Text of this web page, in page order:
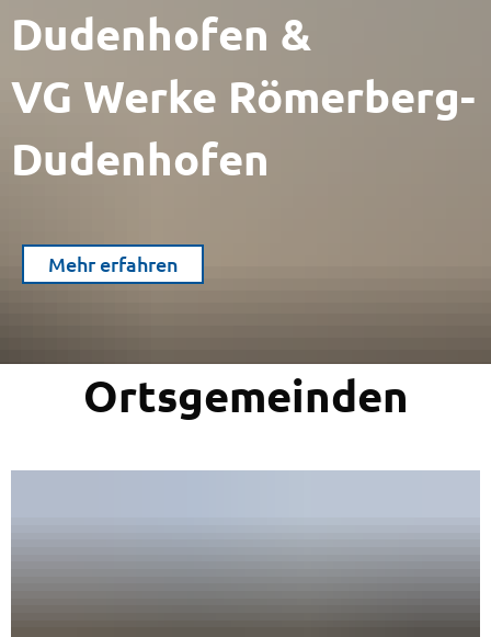
Dudenhofen &
VG Werke Römerberg-
Dudenhofen
Mehr erfahren
Ortsgemeinden